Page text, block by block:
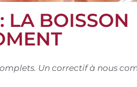
LA BOISSON
Un correctif à nous